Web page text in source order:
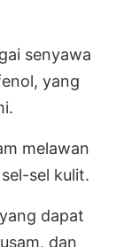
senyawa
yang
melawan
sel kulit.
dapat
dan